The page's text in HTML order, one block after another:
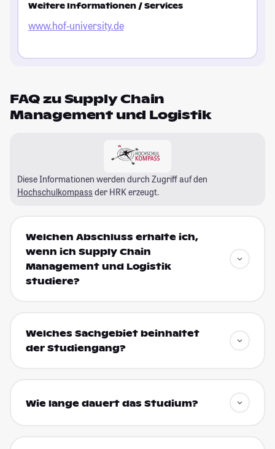
Weitere Informationen / Services
www.hof-university.de
FAQ zu Supply Chain
Management und Logistik
Diese Informationen werden durch Zugriff auf den
Hochschulkompass der HRK erzeugt.
Welchen Abschluss erhalte ich,
wenn ich Supply Chain
Management und Logistik
studiere?
Welches Sachgebiet beinhaltet
der Studiengang?
Wie lange dauert das Studium?